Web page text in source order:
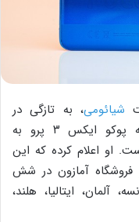
شیائومی، به تازگی در
شبکه‌های اجتماعی اعلام کرده است که پوکو ایکس ۳ پرو به
او اعلام کرده که این
فروشگاه آمازون در شش
آلمان، ایتالیا، هلند،